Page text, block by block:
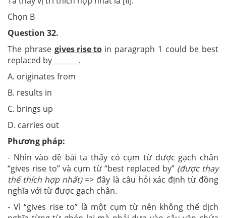
Chọn B
Question 32.
The phrase gives rise toin paragraph 1 could be best
replaced by _______.
A. originates from
B. results in
C. brings up
D. carries out
Phương pháp:
- Nhìn vào đề bài ta thấy có cụm từ được gạch chân
“gives rise to” và cụm từ “best replaced by” (được thay
thế thích hợp nhất)=> đây là câu hỏi xác định từ đồng
nghĩa với từ được gạch chân.
- Vì “gives rise to” là một cụm từ nên không thể dịch